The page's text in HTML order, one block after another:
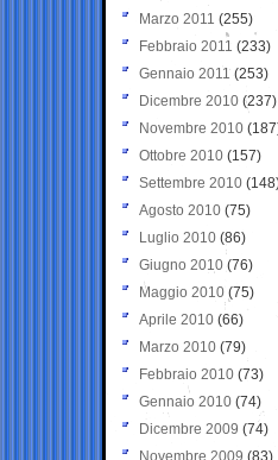
Marzo 2011 (255)
Febbraio 2011 (233)
Gennaio 2011 (253)
Dicembre 2010 (237)
Novembre 2010
Ottobre 2010 (157)
Settembre 2010
Agosto 2010 (75)
Luglio 2010 (86)
Giugno 2010 (76)
Maggio 2010 (75)
Aprile 2010 (66)
Marzo 2010 (79)
Febbraio 2010 (73)
Gennaio 2010 (74)
Dicembre 2009 (74)
Novembre 2009 (83)